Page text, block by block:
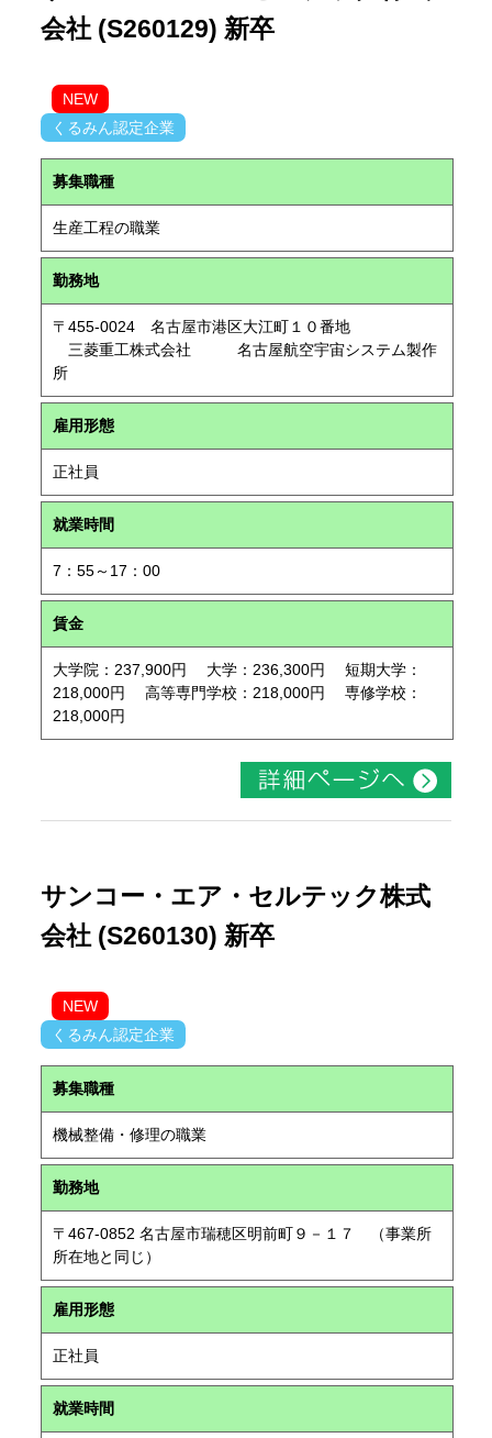
会社 (S260129) 新卒
NEW
くるみん認定企業
募集職種
生産工程の職業
勤務地
〒455-0024 名古屋市港区大江町１０番地
三菱重工株式会社 名古屋航空宇宙システム製作
所
雇用形態
正社員
就業時間
7：55～17：00
賃金
大学院：237,900円 大学：236,300円 短期大学：
218,000円 高等専門学校：218,000円 専修学校：
218,000円
サンコー・エア・セルテック株式
会社 (S260130) 新卒
NEW
くるみん認定企業
募集職種
機械整備・修理の職業
勤務地
〒467-0852 名古屋市瑞穂区明前町９－１７ （事業所
所在地と同じ）
雇用形態
正社員
就業時間